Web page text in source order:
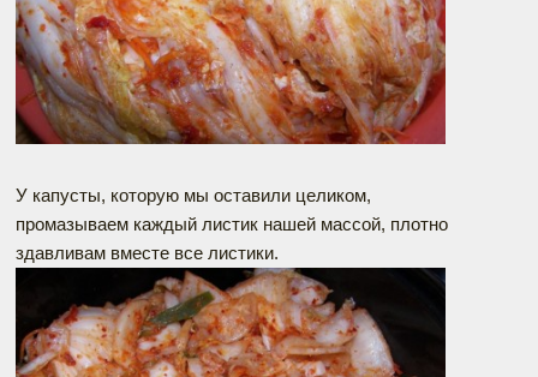
У капусты, которую мы оставили целиком,
промазываем каждый листик нашей массой, плотно
здавливам вместе все листики.